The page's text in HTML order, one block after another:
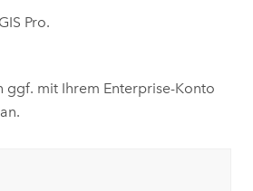
Pro.
ggf. mit Ihrem Enterprise-Konto
an.